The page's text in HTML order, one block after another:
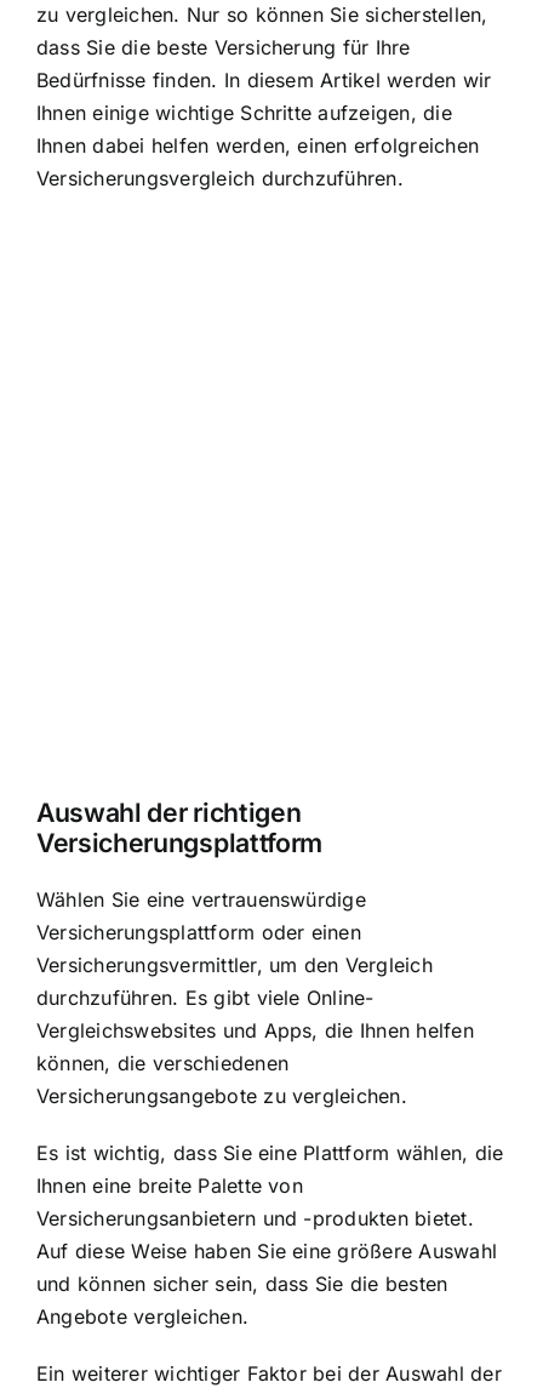
zu vergleichen. Nur so können Sie sicherstellen,
dass Sie die beste Versicherung für Ihre
Bedürfnisse finden. In diesem Artikel werden wir
Ihnen einige wichtige Schritte aufzeigen, die
Ihnen dabei helfen werden, einen erfolgreichen
Versicherungsvergleich durchzuführen.
Auswahl der richtigen
Versicherungsplattform
Wählen Sie eine vertrauenswürdige
Versicherungsplattform oder einen
Versicherungsvermittler, um den Vergleich
durchzuführen. Es gibt viele Online-
Vergleichswebsites und Apps, die Ihnen helfen
können, die verschiedenen
Versicherungsangebote zu vergleichen.
Es ist wichtig, dass Sie eine Plattform wählen, die
Ihnen eine breite Palette von
Versicherungsanbietern und -produkten bietet.
Auf diese Weise haben Sie eine größere Auswahl
und können sicher sein, dass Sie die besten
Angebote vergleichen.
Ein weiterer wichtiger Faktor bei der Auswahl der